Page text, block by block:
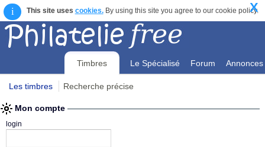
i This site uses cookies.By using this site you agree to our cookie policy.
X
Timbres Le Spécialisé Forum Annonces
Les timbres Recherche précise
Mon compte
login